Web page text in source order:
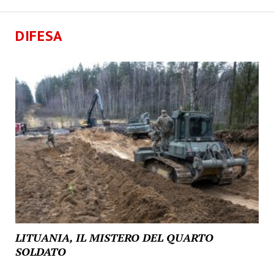
DIFESA
LITUANIA, IL MISTERO DEL QUARTO
SOLDATO